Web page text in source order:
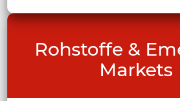
Rohstoffe &
Markets